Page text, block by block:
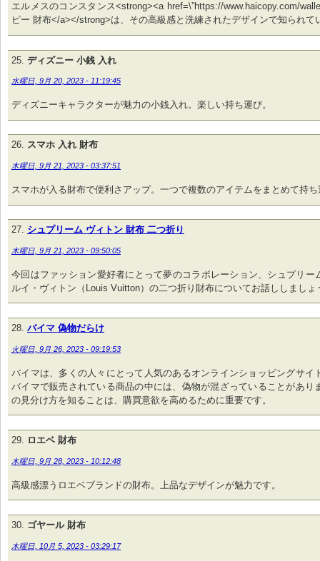
エルメスのコンスタンス<strong><a href=\”https://www.haicopy.com/
ピー 財布</a></strong>は、その高級感と洗練されたデザインで知られて
ディズニー 小銭 入れ
水曜日, 9月 20, 2023 - 11:19:45
ディズニーキャラクターが魅力の小銭入れ。楽しい持ち運び。
スマホ 入れ 財布
木曜日, 9月 21, 2023 - 03:37:51
スマホが入る財布で便利さアップ。一つで複数のアイテムをまとめて持
シュプリーム ヴィトン 財布 二つ折り
木曜日, 9月 21, 2023 - 09:50:05
今回はファッション愛好者にとって夢のコラボレーション、シュプリー
ルイ・ヴィトン（Louis Vuitton）の二つ折り財布についてお話ししましょ
バイマ 偽物だらけ
火曜日, 9月 26, 2023 - 09:19:53
バイマは、多くの人々にとって人気のあるオンラインショッピングサイ
バイマで販売されている商品の中には、偽物が混ざっていることがあり
の見分け方を知ることは、購買意欲を高めるために重要です。
ロエベ 財布
木曜日, 9月 28, 2023 - 10:12:48
高級感漂うロエベブランドの財布。上品なデザインが魅力です。
ゴヤール 財布
木曜日, 10月 5, 2023 - 03:29:17